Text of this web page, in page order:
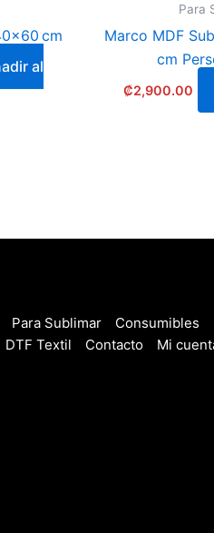
cm
al
Para
Marco MDF
cm
₡2,900.00
Para Sublimar
Consumibles
DTF Textil Contacto Mi